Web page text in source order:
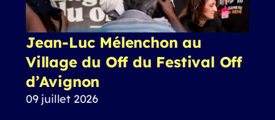
Jean-Luc Mélenchon au
Village du Off du Festival Off
d’Avignon
09 juillet 2026